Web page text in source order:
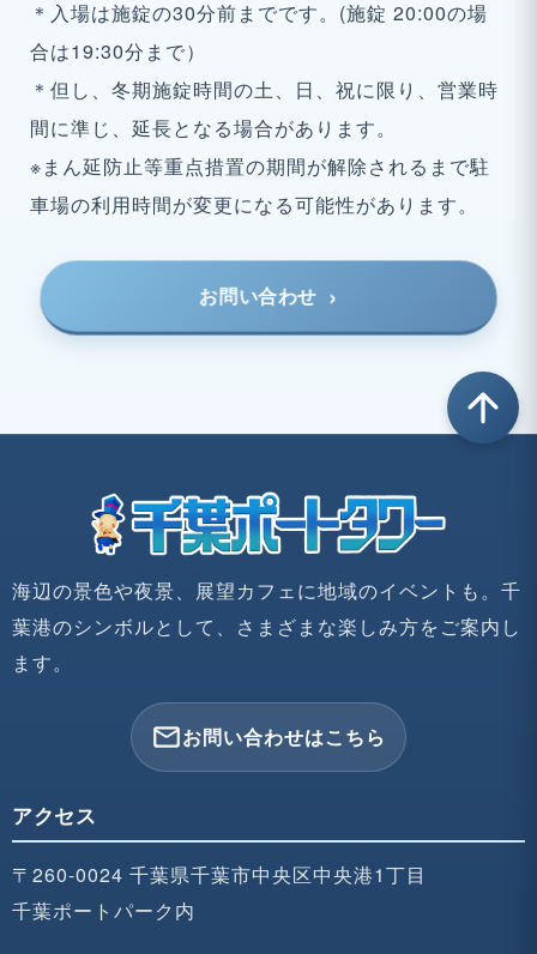
＊入場は施錠の30分前までです。(施錠 20:00の場
合は19:30分まで）
＊但し、冬期施錠時間の土、日、祝に限り、営業時
間に準じ、延長となる場合があります。
※まん延防止等重点措置の期間が解除されるまで駐
車場の利用時間が変更になる可能性があります。
お問い合わせ
arrow_upward
海辺の景色や夜景、展望カフェに地域のイベントも。千
葉港のシンボルとして、さまざまな楽しみ方をご案内し
ます。
mail_outlineお問い合わせはこちら
アクセス
〒260-0024 千葉県千葉市中央区中央港1丁目
千葉ポートパーク内